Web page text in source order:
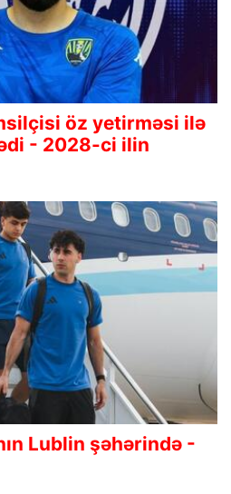
öz yetirməsi ilə
- 2028-ci ilin
Lublin şəhərində -